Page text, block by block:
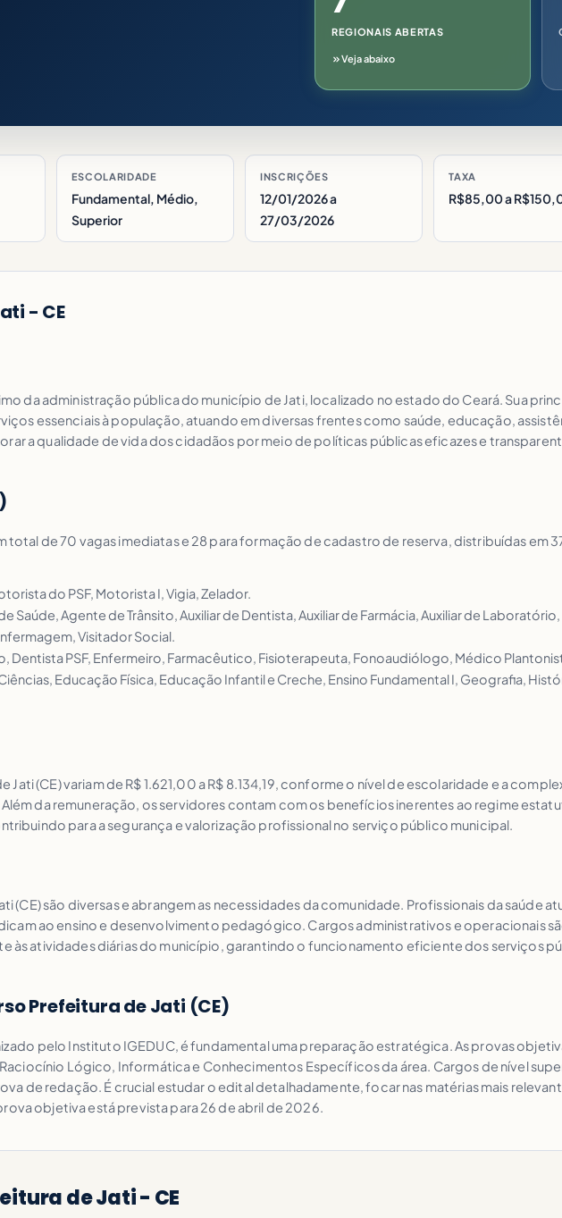
REGIONAIS ABERTAS
Veja abaixo
ESCOLARIDADE
Fundamental, Médio,
Superior
INSCRIÇÕES
12/01/2026 a
27/03/2026
TAXA
R$85,00 a
- CE
da administração pública do município de Jati, localizado no estado do Ceará. Sua
essenciais à população, atuando em diversas frentes como saúde, educação,
a qualidade de vida dos cidadãos por meio de políticas públicas eficazes e
total de 70 vagas imediatas e 28 para formação de cadastro de reserva, distribuídas em
do PSF, Motorista I, Vigia, Zelador.
Saúde, Agente de Trânsito, Auxiliar de Dentista, Auxiliar de Farmácia, Auxiliar de
Visitador Social.
Dentista PSF, Enfermeiro, Farmacêutico, Fisioterapeuta, Fonoaudiólogo, Médico
Educação Física, Educação Infantil e Creche, Ensino Fundamental I, Geografia,
Jati (CE) variam de R$ 1.621,00 a R$ 8.134,19, conforme o nível de escolaridade e a
Além da remuneração, os servidores contam com os benefícios inerentes ao regime
para a segurança e valorização profissional no serviço público municipal.
(CE) são diversas e abrangem as necessidades da comunidade. Profissionais da saúde
ao ensino e desenvolvimento pedagógico. Cargos administrativos e operacionais
às atividades diárias do município, garantindo o funcionamento eficiente dos serviços
Prefeitura de Jati (CE)
pelo Instituto IGEDUC, é fundamental uma preparação estratégica. As provas
Lógico, Informática e Conhecimentos Específicos da área. Cargos de nível
de redação. É crucial estudar o edital detalhadamente, focar nas matérias mais
objetiva está prevista para 26 de abril de 2026.
de Jati - CE